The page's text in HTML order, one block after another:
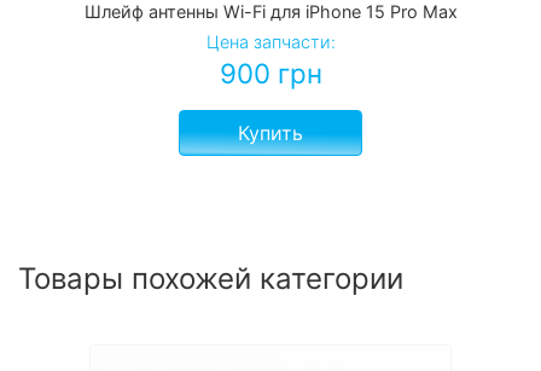
Шлейф антенны Wi-Fi для iPhone 15 Pro Max
Цена запчасти:
900 грн
Купить
Товары похожей категории